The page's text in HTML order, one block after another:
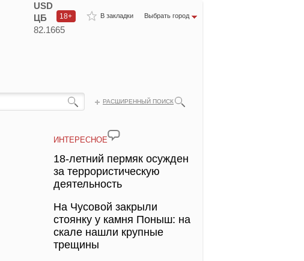
В закладки Выбрать город
18+
USD
ЦБ
82.1665
РАСШИРЕННЫЙ ПОИСК
ИНТЕРЕСНОЕ
18-летний пермяк осужден
за террористическую
деятельность
На Чусовой закрыли
стоянку у камня Поныш: на
скале нашли крупные
трещины